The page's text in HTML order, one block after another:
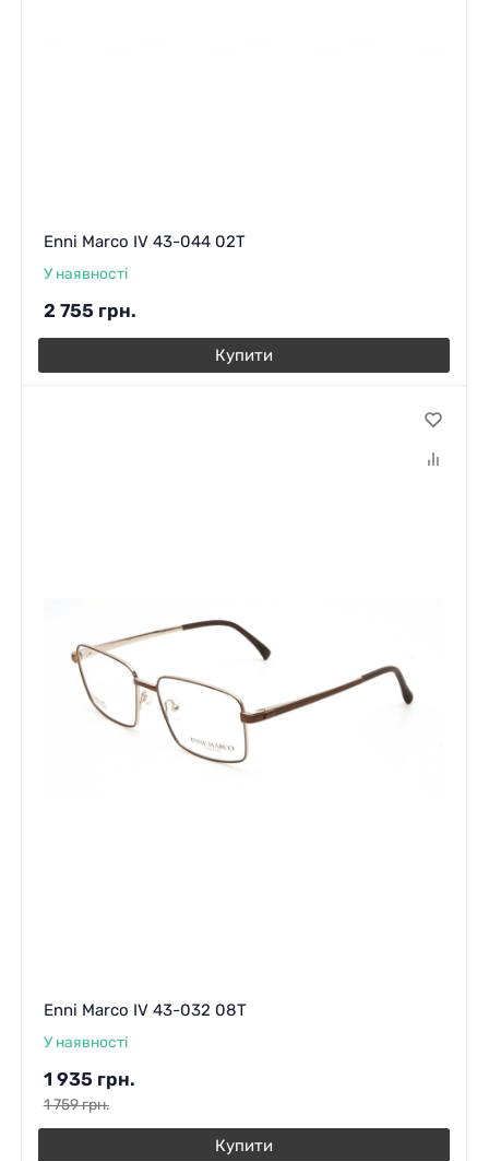
Enni Marco IV 43-044 02T
У наявності
2 755 грн.
Купити
Enni Marco IV 43-032 08T
У наявності
1 935 грн.
1 759грн.
Купити